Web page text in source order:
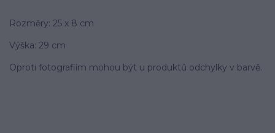
Rozměry: 25 x 8 cm
Výška: 29 cm
Oproti fotografiím mohou být u produktů odchylky v barvě.